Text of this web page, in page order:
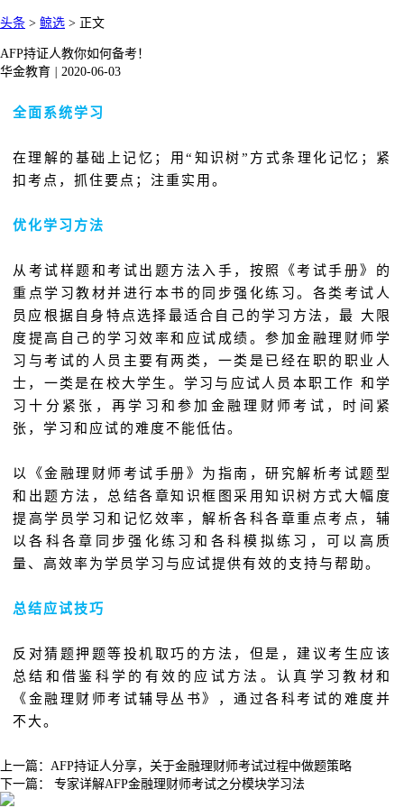
头条 > 鲸选 > 正文
AFP持证人教你如何备考！
华金教育
2020-06-03
全面系统学习
在理解的基础上记忆；用“知识树”方式条理化记忆；紧
扣考点，抓住要点；注重实用。
优化学习方法
从考试样题和考试出题方法入手，按照《考试手册》的
重点学习教材并进行本书的同步强化练习。各类考试人
员应根据自身特点选择最适合自己的学习方法，最 大限
度提高自己的学习效率和应试成绩。参加金融理财师学
习与考试的人员主要有两类，一类是已经在职的职业人
士，一类是在校大学生。学习与应试人员本职工作 和学
习十分紧张，再学习和参加金融理财师考试，时间紧
张，学习和应试的难度不能低估。
以《金融理财师考试手册》为指南，研究解析考试题型
和出题方法，总结各章知识框图采用知识树方式大幅度
提高学员学习和记忆效率，解析各科各章重点考点，辅
以各科各章同步强化练习和各科模拟练习，可以高质
量、高效率为学员学习与应试提供有效的支持与帮助。
总结应试技巧
反对猜题押题等投机取巧的方法，但是，建议考生应该
总结和借鉴科学的有效的应试方法。认真学习教材和
《金融理财师考试辅导丛书》，通过各科考试的难度并
不大。
上一篇： ​AFP持证人分享，关于金融理财师考试过程中做题策略
下一篇： 专家详解AFP金融理财师考试之分模块学习法